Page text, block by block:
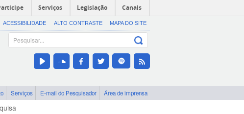
Serviços Legislação Canais
ACESSIBILIDADE ALTO CONTRASTE MAPA DO SITE
Serviços E-mail do Pesquisador Área de imprensa